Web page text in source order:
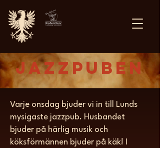
JazzPuben
Varje onsdag bjuder vi in till Lunds
mysigaste jazzpub. Husbandet
bjuder på härlig musik och
köksförmännen bjuder på käk! I